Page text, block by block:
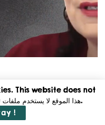
: « Il n’y
dédié à la
sexuelles en
This website does not
use cookies. هذا الموقع لا يستخدم ملفات تعريف الارتباط.
!